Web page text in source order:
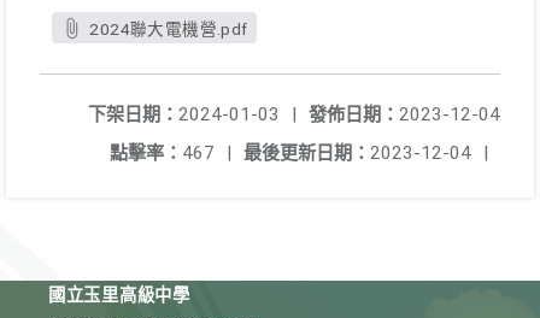
2024聯大電機營.pdf
發佈日期： 2023-12-04
下架日期： 2024-01-03
|
最後更新日期： 2023-12-04 |
點擊率： 467 |
國立玉里高級中學